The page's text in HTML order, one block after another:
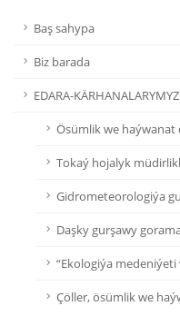
Baş sahypa
Biz barada
EDARA-KÄRHANALARYMYZ
Ösümlik we
Tokaý hojalyk
Gidrometeorologiýa
Daşky gurşawy
“Ekologiýa
Çöller, ösümlik we